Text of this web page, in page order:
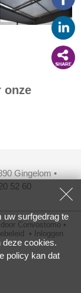
onze
Gingelom •
52 60
Convostomo •
• Inloggen
uw surfgedrag te
deze cookies.
policy kan dat